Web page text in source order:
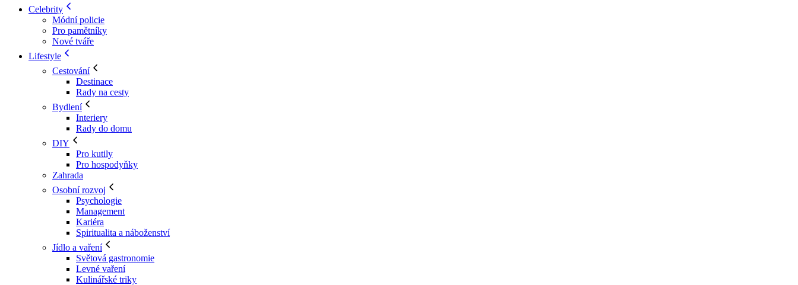
Celebrity
Módní policie
Pro pamětníky
Nové tváře
Lifestyle
Cestování
Destinace
Rady na cesty
Bydlení
Interiery
Rady do domu
DIY
Pro kutily
Pro hospodyňky
Zahrada
Osobní rozvoj
Psychologie
Management
Kariéra
Spiritualita a náboženství
Jídlo a vaření
Světová gastronomie
Levné vaření
Kulinářské triky